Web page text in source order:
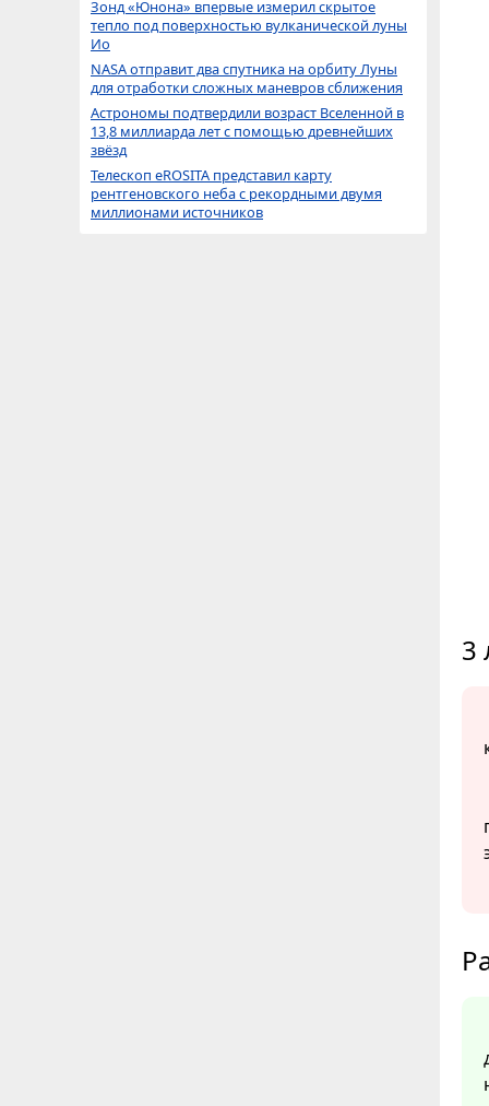
3
Зонд «Юнона» впервые измерил скрытое
тепло под поверхностью вулканической луны
Ио
NASA отправит два спутника на орбиту Луны
для отработки сложных маневров сближения
Астрономы подтвердили возраст Вселенной в
13,8 миллиарда лет с помощью древнейших
звёзд
Телескоп eROSITA представил карту
рентгеновского неба с рекордными двумя
миллионами источников